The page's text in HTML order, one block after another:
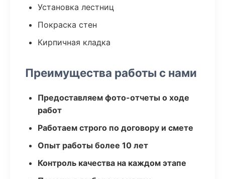
Установка лестниц
Покраска стен
Кирпичная кладка
Преимущества работы с нами
Предоставляем фото-отчеты о ходе
работ
Работаем строго по договору и смете
Опыт работы более 10 лет
Контроль качества на каждом этапе